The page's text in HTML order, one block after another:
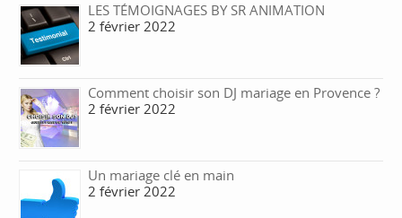
LES TÉMOIGNAGES BY SR ANIMATION
2 février 2022
Comment choisir son DJ mariage en Provence ?
2 février 2022
Un mariage clé en main
2 février 2022